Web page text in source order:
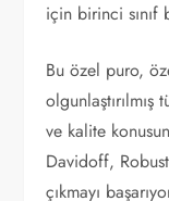
için birinci sınıf
Bu özel puro,
olgunlaştırılmış
ve kalite
Davidoff,
çıkmayı